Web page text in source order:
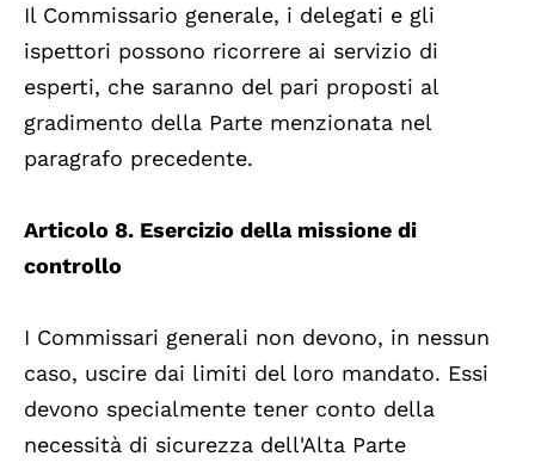
Il Commissario generale, i delegati e gli
ispettori possono ricorrere ai servizio di
esperti, che saranno del pari proposti al
gradimento della Parte menzionata nel
paragrafo precedente.
Articolo 8. Esercizio della missione di
controllo
I Commissari generali non devono, in nessun
caso, uscire dai limiti del loro mandato. Essi
devono specialmente tener conto della
necessità di sicurezza dell'Alta Parte